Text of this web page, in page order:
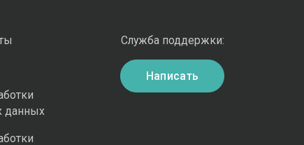
данных
Служба поддержки:
Написать